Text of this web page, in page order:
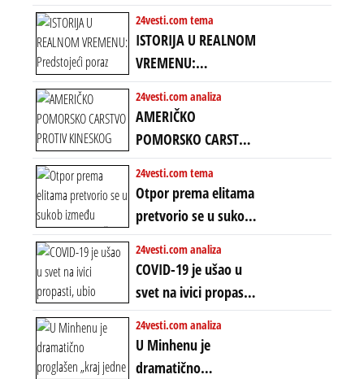
24vesti.com tema
ISTORIJA U REALNOM
VREMENU:
Predstojeći poraz
Amerike u Iranu
uvodi eru
energetskog haosa,
finansijskih
previranja i kolapsa
starog poretka
24vesti.com analiza
AMERIČKO
POMORSKO CARSTVO
PROTIV KINESKOG
KOPNENOG SVETA:
Rat u Iranu je rat za
globalne preferencije
24vesti.com tema
Otpor prema elitama
pretvorio se u sukob
između običnih ljudi:
ZAŠTO SE DEŠAVA
EKSTREMNA
POLARIZACIJA?
24vesti.com analiza
COVID-19 je ušao u
svet na ivici propasti,
ubio milione, ali je
spasao sistem
24vesti.com analiza
U Minhenu je
dramatično